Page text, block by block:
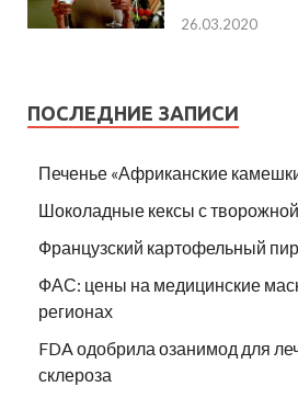
26.03.2020
ПОСЛЕДНИЕ ЗАПИСИ
Печенье «Африканские
Шоколадные кексы с
Французский картофельный
ФАС: цены на медицинские
регионах
FDA одобрила озанимод для
склероза